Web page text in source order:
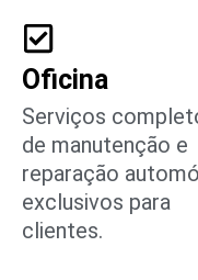
Oficina
Serviços
de manutenção e
reparação
exclusivos para
clientes.